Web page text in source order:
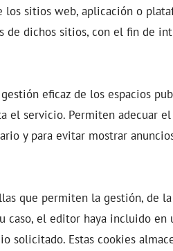
sitios web, aplicación o
de dichos sitios, con el fin de
eficaz de los espacios
el servicio. Permiten adecuar
y para evitar mostrar
que permiten la gestión, de
caso, el editor haya incluido en
solicitado. Estas cookies